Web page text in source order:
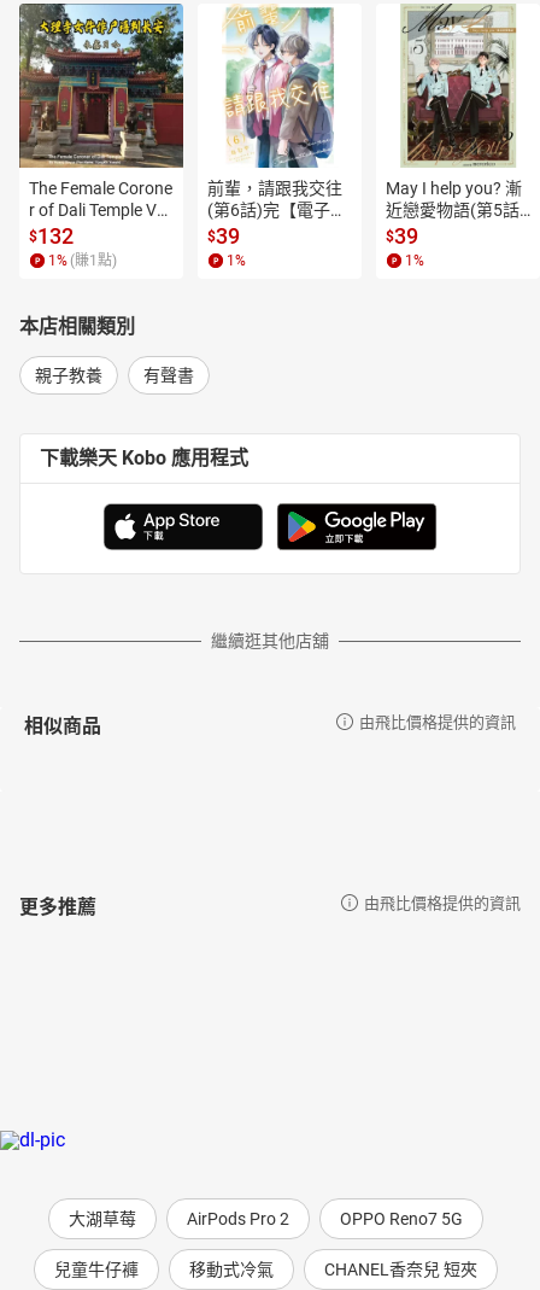
稱是全世界共同的童話故事。姆米谷發生的任何小事件都像是社會
中、日常生活的待人處事縮影。姆米系列不只是給孩子看的故事，
而是貼近我們生活中各種議題，最歷久彌新的寧靜童話。
＝作者＝
朵貝．楊笙 Tove Marika Jansson （1914-2001）
一九一四年出生於芬蘭。楊笙的父親是雕刻家，母親則是畫家兼商
業設計師，小時候的楊笙是一個喜歡沉浸在幻想中、愛開玩笑、總
是惡作劇的少女，和她筆下的角色「米妮」如出一轍。
楊笙十三歲時就在雜誌刊載詩文與插畫，也為雜誌畫諷刺畫。一九
《晚間新聞》開始連載漫畫後，朵貝．楊笙與姆米熱潮才真正展
開，並於一九六九年與日本電視公司跨海合作，推出姆米動畫卡
通，在一百多個國家播出。據統計，姆米系列至今已有超過三十四
楊笙在一九五二年獲頒斯德哥爾摩最佳兒童讀物獎，一九六三獲得
芬蘭國家兒童文學獎，一九六六年榮獲兒童文學界最高榮譽「國際
「芬蘭獎章」，成為國際上代表芬蘭的作家。
二○○一年六月二十七日，朵貝．楊笙因病去世於芬蘭赫爾辛基，享
1914 朵貝‧ 楊笙出生於芬蘭赫爾辛基
1933 就讀雅典姆美術大學
1954 開始在英國《標準晚報》連載姆米漫畫
1976 朵貝．楊笙獲芬蘭的三大官方勳章之一「芬蘭獎章」（Order
1987 坦佩雷市立美術館創立姆米美術館，展示楊笙捐贈的兩千多件
原畫
1989 北美重新出版姆米系列
The Female Corone
r of Dali Temple Vo
l.6【有聲書】
$132
1 % (賺1 點)
前輩，請跟我交往
(第6話)完【電子
書】
$39
1 %
May I help you? 漸
近戀愛物語(第5話)
【電子書】
$39
1 %
本店相關類別
親子教養 有聲書
下載樂天 Kobo 應用程式
繼續逛其他店舖
相似商品 由飛比價格提供的資訊
更多推薦 由飛比價格提供的資訊
大湖草莓 AirPods Pro 2 OPPO Reno7 5G
兒童牛仔褲 移動式冷氣 CHANEL香奈兒 短夾